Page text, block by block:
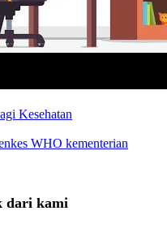
Kesehatan
WHO kementerian
dari kami